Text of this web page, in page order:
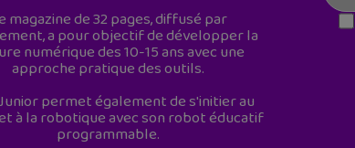
magazine de 32 pages, diffusé par
a pour objectif de développer la
numérique des 10-15 ans avec une
approche pratique des outils.
permet également de s'initier au
à la robotique avec son robot éducatif
programmable.